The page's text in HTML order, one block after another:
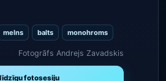
melns balts monohroms
Fotogrāfs Andrejs Zavadskis
fotosesiju